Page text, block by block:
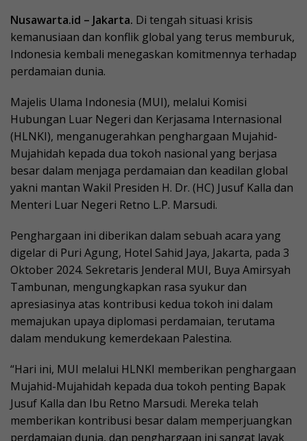
Nusawarta.id – Jakarta. Di tengah situasi krisis
kemanusiaan dan konflik global yang terus memburuk,
Indonesia kembali menegaskan komitmennya terhadap
perdamaian dunia.
Majelis Ulama Indonesia (MUI), melalui Komisi
Hubungan Luar Negeri dan Kerjasama Internasional
(HLNKI), menganugerahkan penghargaan Mujahid-
Mujahidah kepada dua tokoh nasional yang berjasa
besar dalam menjaga perdamaian dan keadilan global
yakni mantan Wakil Presiden H. Dr. (HC) Jusuf Kalla dan
Menteri Luar Negeri Retno L.P. Marsudi.
Penghargaan ini diberikan dalam sebuah acara yang
digelar di Puri Agung, Hotel Sahid Jaya, Jakarta, pada 3
Oktober 2024. Sekretaris Jenderal MUI, Buya Amirsyah
Tambunan, mengungkapkan rasa syukur dan
apresiasinya atas kontribusi kedua tokoh ini dalam
memajukan upaya diplomasi perdamaian, terutama
dalam mendukung kemerdekaan Palestina.
“Hari ini, MUI melalui HLNKI memberikan penghargaan
Mujahid-Mujahidah kepada dua tokoh penting Bapak
Jusuf Kalla dan Ibu Retno Marsudi. Mereka telah
memberikan kontribusi besar dalam memperjuangkan
perdamaian dunia, dan penghargaan ini sangat layak